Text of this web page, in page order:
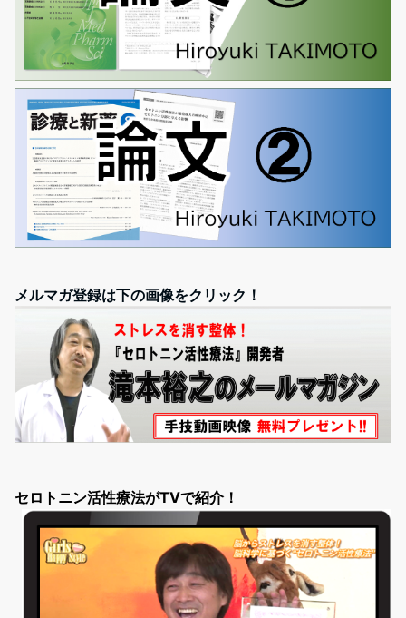
メルマガ登録は下の画像をクリック！
セロトニン活性療法がTVで紹介！